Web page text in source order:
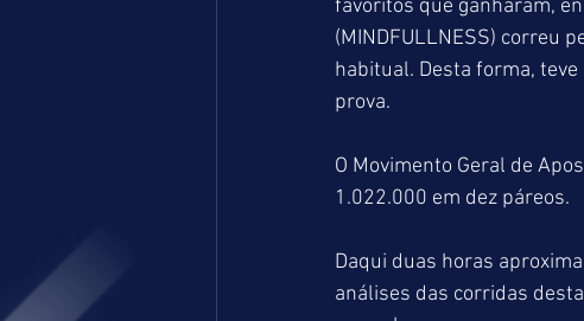
favoritos que ganharam,
(MINDFULLNESS) correu
habitual. Desta forma,
prova.
O Movimento Geral de
1.022.000 em dez páreos.
Daqui duas horas
análises das corridas